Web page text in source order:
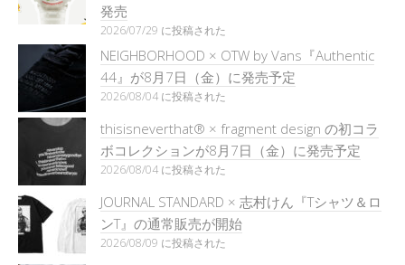
発売
2026/07/29 に投稿された
NEIGHBORHOOD × OTW by Vans『Authentic
44』が8月7日（金）に発売予定
2026/08/04 に投稿された
thisisneverthat® × fragment design の初コラ
ボコレクションが8月7日（金）に発売予定
2026/08/04 に投稿された
JOURNAL STANDARD × 志村けん『Tシャツ＆ロ
ンT』の通常販売が開始
2026/08/09 に投稿された